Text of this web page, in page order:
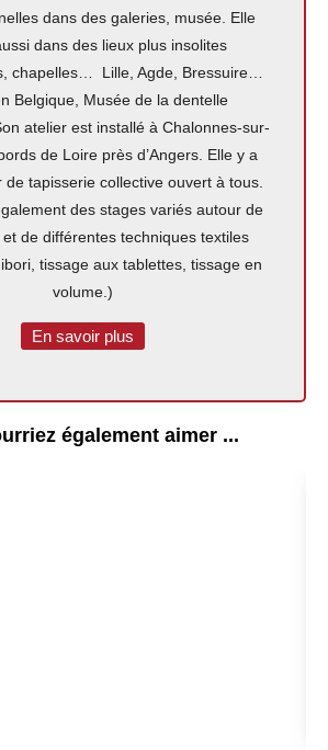
dans des galeries, musée. Elle
dans des lieux plus insolites
chapelles… Lille, Agde, Bressuire…
Belgique, Musée de la dentelle
atelier est installé à Chalonnes-sur-
de Loire près d’Angers. Elle y a
de tapisserie collective ouvert à tous.
des stages variés autour de
de différentes techniques textiles
tissage aux tablettes, tissage en
volume.)
En savoir plus
également aimer ...